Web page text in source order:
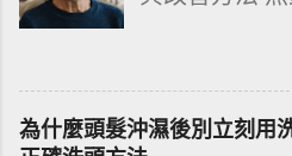
文由專業牙
源性染色成因
改善與美白對
為什麼頭髮沖濕後別立刻用